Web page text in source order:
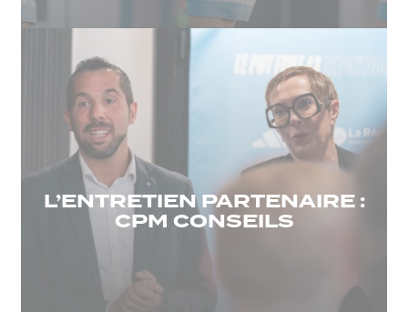
L’ENTRETIEN PARTENAIRE :
CPM CONSEILS